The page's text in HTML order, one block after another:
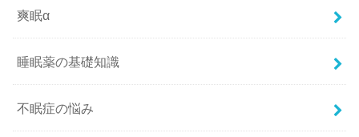
爽眠α
睡眠薬の基礎知識
不眠症の悩み